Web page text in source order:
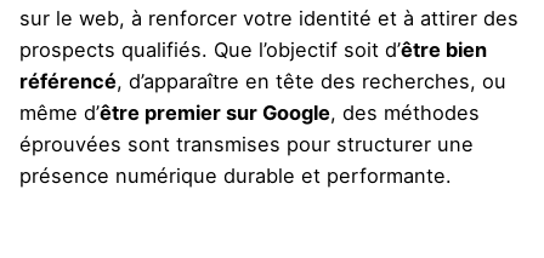
sur le web, à renforcer votre identité et à attirer des
prospects qualifiés. Que l’objectif soit d’être bien
référencé, d’apparaître en tête des recherches, ou
même d’être premier sur Google, des méthodes
éprouvées sont transmises pour structurer une
présence numérique durable et performante.